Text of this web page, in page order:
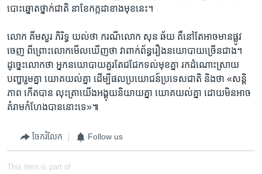
បោះឆ្នោត​ថ្នាក់​ជាតិ នាខែ​កក្កដា​ខាង​មុខ​នេះ​។
លោក គីមសួរ ភិរិទ្ធ យល់ថា ​ករណី​លោក សុន ឆ័យ គឺ​នៅ​តែអាច​មាន​ផ្លូវ​
ចេញ ពីព្រោះ​លោកមើល​ឃើញ​ថា​ វាពាក់ព័ន្ធ​រឿង​នយោ​បាយ​ច្រើន​ជាង។
ដូច្នេះ​លោក​ថា ​អ្នក​នយោ​បាយ​គួរ​តែ​ជជែក​ទល់​មុខ​គ្នា រក​ដំណោះ​ស្រាយ​
បញ្ហា​រួមគ្នា យោគ​យល់​គ្នា​ ដើម្បី​ផល​ប្រយោ​ជន៍​ប្រទេស​ជាតិ​ ​និង​ថា ​«​សន្តិ​
ភាព​ ​កើតបាន ​លុះត្រា​យើង​អង្គុយ​និយាយ​គ្នា យោគ​យល់​គ្នា ដោយ​មិន​អាច​
គំរាម​កំហែងបាននោះ​ទេ​»៕
ចែករំលែក Follow us
This item is part of